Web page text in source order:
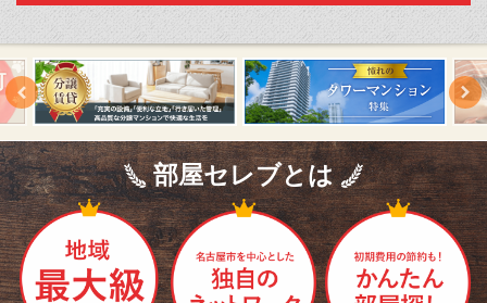
部屋セレブとは